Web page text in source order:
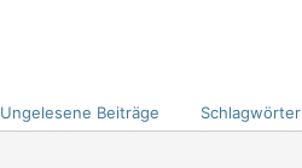
Ungelesene Beiträge Schlagwörter